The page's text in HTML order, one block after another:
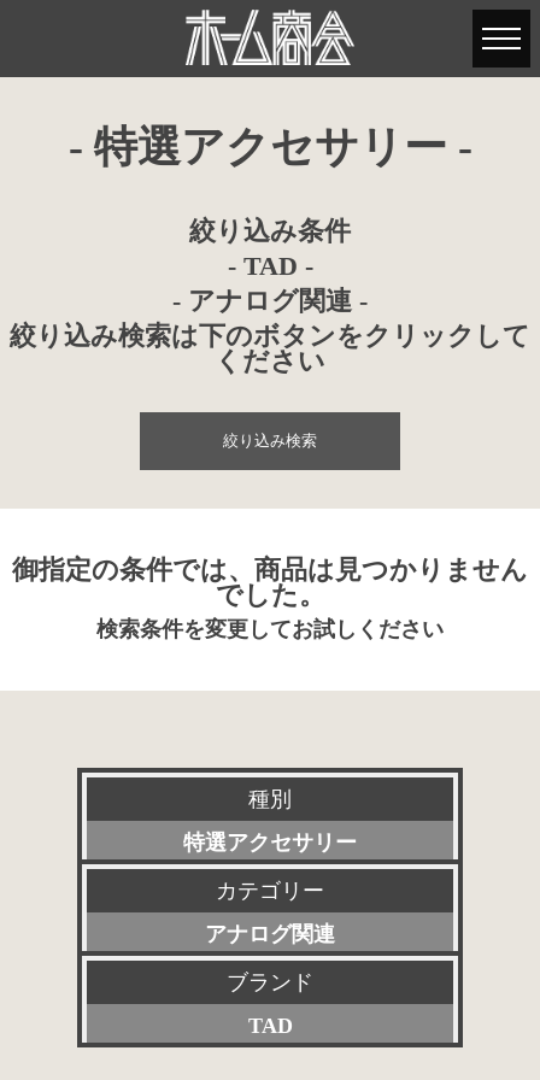
- 特選アクセサリー -
絞り込み条件
- TAD -
- アナログ関連 -
絞り込み検索は下のボタンをクリックして
ください
絞り込み検索
御指定の条件では、商品は見つかりません
でした。
検索条件を変更してお試しください
種別
特選アクセサリー
新品
委託販売品
特価品
その他委託販売品
カテゴリー
アナログ関連
すべて
プリアンプ
ブランド
TAD